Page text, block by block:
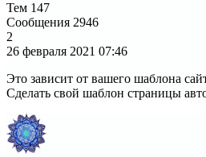
Тем 147
Сообщения 2946
2
26 февраля 2021 07:46
Это зависит от вашего шаблона
Сделать свой шаблон страницы